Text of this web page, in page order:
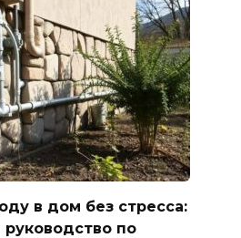
в дом без стресса:
руководство по